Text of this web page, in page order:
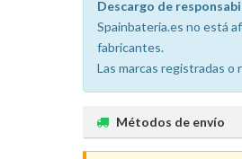
Descargo de
Spainbateria.es no está
fabricantes.
Las marcas registradas
Métodos de envío